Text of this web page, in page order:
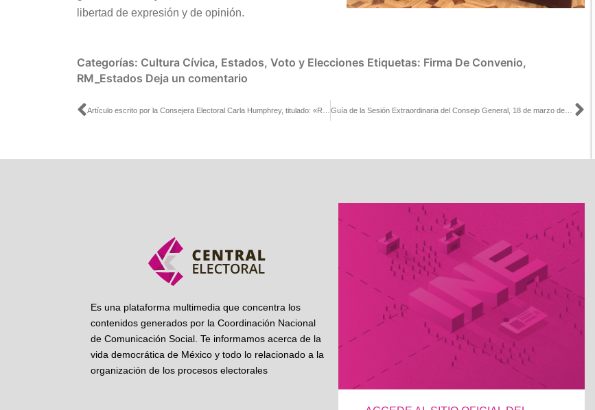
libertad de expresión y de opinión.
Categorías: Cultura Cívica, Estados, Voto y Elecciones Etiquetas: Firma De Convenio,
RM_Estados Deja un comentario
Ant
Es una plataforma multimedia que concentra los
contenidos generados por la Coordinación Nacional
de Comunicación Social. Te informamos acerca de la
vida democrática de México y todo lo relacionado a la
organización de los procesos electorales